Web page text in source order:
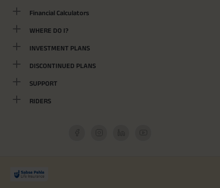
Financial Calculators
WHERE DO I?
INVESTMENT PLANS
DISCONTINUED PLANS
SUPPORT
RIDERS